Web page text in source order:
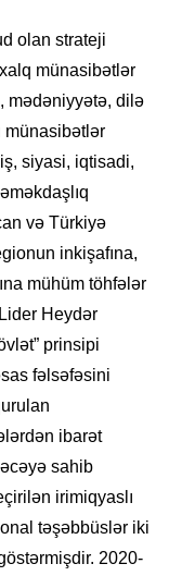
olan strateji
münasibətlər
mədəniyyətə, dilə
münasibətlər
siyasi, iqtisadi,
və Türkiyə
inkişafına,
mühüm töhfələr
Heydər
prinsipi
fəlsəfəsini
ibarət
sahib
irimiqyaslı
təşəbbüslər iki
2020-